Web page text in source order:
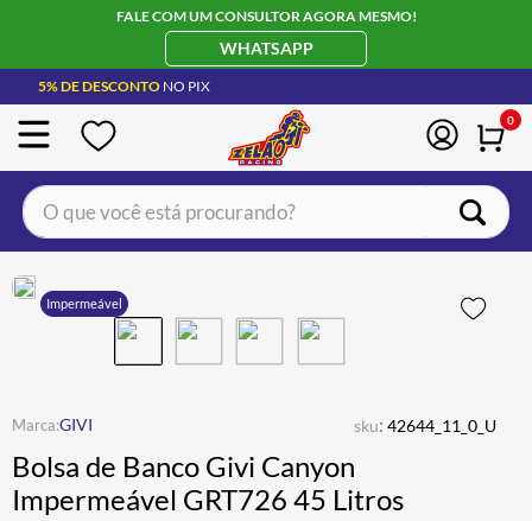
FALE COM UM CONSULTOR AGORA MESMO!
WHATSAPP
5% DE DESCONTO NO PIX
0
O que você está procurando?
Impermeável
GIVI sku: 42644_11_0_U
Bolsa de Banco Givi Canyon
Impermeável GRT726 45 Litros
1º CAPACETE LS2
BOTA
4º ÓCULOS SOLAR
5º LUVA
6º BAU